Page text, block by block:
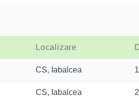
Localizare
CS, Iabalcea
CS, Iabalcea